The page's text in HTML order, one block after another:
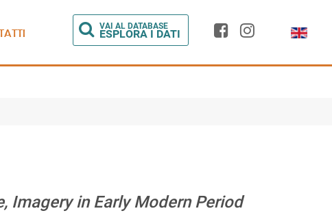
VAI AL DATABASE
ESPLORA I DATI
Imagery in Early Modern Period